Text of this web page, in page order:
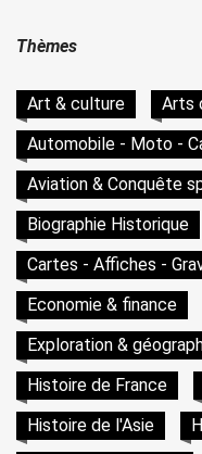
Thèmes
Art & culture
Arts
Automobile - Moto -
Aviation & Conquête
Biographie Historique
Cartes - Affiches -
Economie & finance
Exploration &
Histoire de France
Histoire de l'Asie